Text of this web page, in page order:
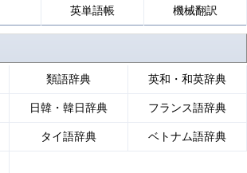
英単語帳 機械翻訳
類語辞典 英和・和英辞典
日韓・韓日辞典 フランス語辞典
タイ語辞典 ベトナム語辞典